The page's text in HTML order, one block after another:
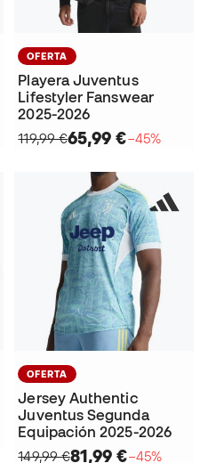
OFERTA
Playera Juventus
Lifestyler Fanswear
2025-2026
119,99 €65,99 €−45%
OFERTA
Jersey Authentic
Juventus Segunda
Equipación 2025-2026
149,99 €81,99 €−45%